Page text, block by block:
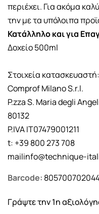
περιέχει. Για ακόμα
την με τα υπόλοιπα
Κατάλληλο και για
Δοχείο 500ml
Στοιχεία κατασκευαστή:
Comprof Milano S.r.l.
P.zza S. Maria degli
80132
P.IVA IT07479001211
t: +39 800 273 708
mailinfo@technique-
Barcode:
Γράψτε την 1η